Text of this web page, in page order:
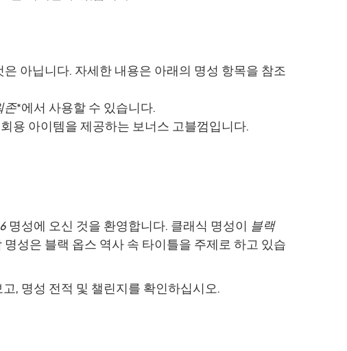
아닙니다. 자세한 내용은 아래의 명성 항목을 참조
존*에서 사용할 수 있습니다.
용 아이템을 제공하는 보너스 고블껌입니다.
명성에 오신 것을 환영합니다. 클래식 명성이
블랙
성은 블랙 옵스 역사 속 타이틀을 주제로 하고 있습
, 명성 전적 및 챌린지를 확인하십시오.